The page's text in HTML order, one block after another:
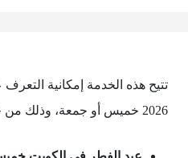
تتيح هذه الخدمة إمكانية
2026 خميس أو جمعة، وذلك من خلال السطور التالية: